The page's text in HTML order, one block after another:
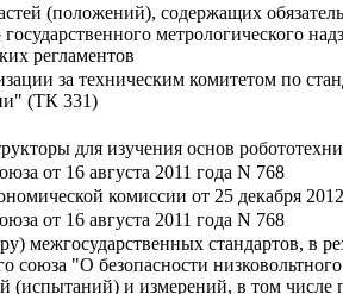
(положений), содержащих
метрологического
регламентов
за техническим комитетом по
(ТК 331)
для изучения основ
от 16 августа 2011 года N 768
комиссии от 25 декабря
от 16 августа 2011 года N 768
межгосударственных стандартов, в
союза "О безопасности
и измерений, в том числе